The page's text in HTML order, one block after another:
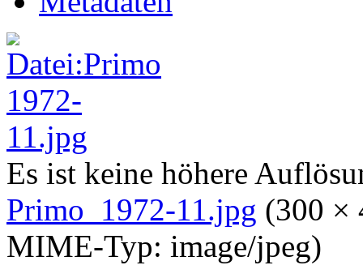
Es ist keine höhere
Primo_1972-11.jpg (300 ×
MIME-Typ: image/jpeg)